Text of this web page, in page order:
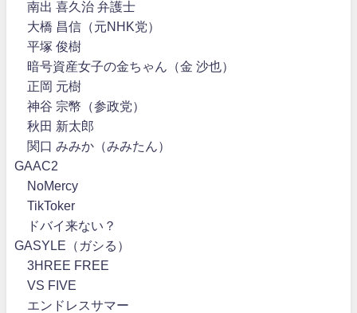
南出 喜久治 弁護士
大橋 昌信（元NHK党）
平塚 俊樹
暗号資産女子の金ちゃん（金 沙也）
正岡 元樹
神谷 宗幣（参政党）
秋田 新太郎
関口 みみか（みみたん）
GAAC2
NoMercy
TikToker
ドバイ来ない？
GASYLE（ガシる）
3HREE FREE
VS FIVE
エンドレスサマー